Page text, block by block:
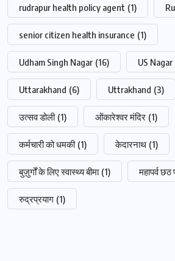
rudrapur health policy agent (1)
senior citizen health insurance (1)
Udham Singh Nagar (16) US
Uttarakhand (6) Uttrakhand (3)
उत्सव डोली (1) ओंकारेश्वर मंदिर (1)
कर्मचारी को धमकी (1) केदारनाथ (1)
बुज़ुर्गों के लिए स्वास्थ्य बीमा (1) महापर्व छठ
रुद्रप्रयाग (1)